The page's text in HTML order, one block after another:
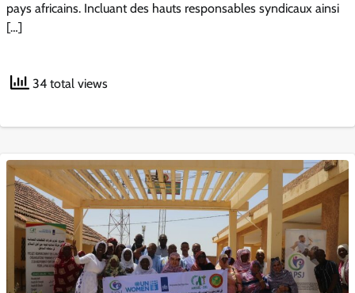
pays africains. Incluant des hauts responsables syndicaux ainsi
[…]
34 total views